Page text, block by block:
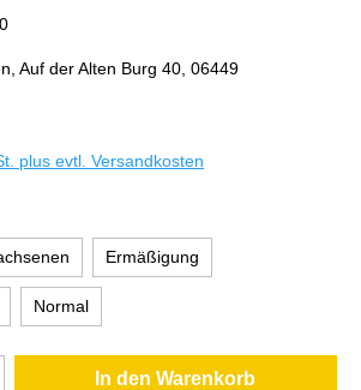
Auf der Alten Burg 40, 06449
plus evtl. Versandkosten
Ermäßigung
Normal
In den Warenkorb